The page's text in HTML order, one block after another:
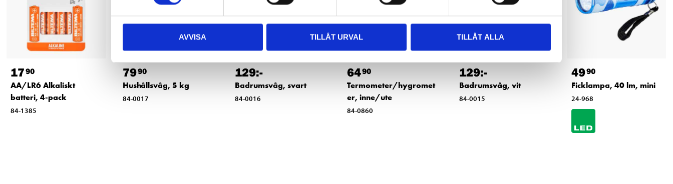
AVVISA TILLÅT URVAL TILLÅT ALLA
1790
AA/LR6 Alkaliskt
batteri, 4-pack
84-1385
7990
Hushållsvåg, 5 kg
84-0017
129:-
Badrumsvåg, svart
84-0016
6490
Termometer/hygromet
er, inne/ute
84-0860
129:-
Badrumsvåg, vit
84-0015
4990
Ficklampa, 40 lm, mini
24-968